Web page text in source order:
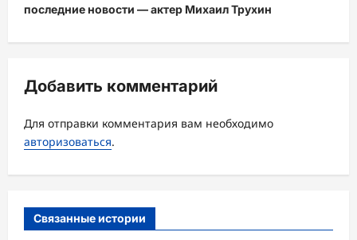
я
з
а
п
и
последние новости — актер Михаил Трухин
Добавить комментарий
Для отправки комментария вам необходимо
авторизоваться.
Связанные истории